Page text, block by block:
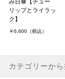
み日傘【チュー
リップとライラッ
ク】
￥6,600（税込）
カテゴリーか